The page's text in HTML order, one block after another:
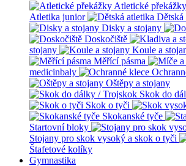
Atletické překážky
Atletika junior
Dětská
Disky a stojany
Doskočiště
stojany
Koule a
Měřící pásma
medicinbaly
Oštěpy a stojany
Skok do
Skok o tyči
Skokanské tyče
Startovní bloky
Stojany pro skok vysoký a skok o tyči
Štafetové kolíky
Gymnastika